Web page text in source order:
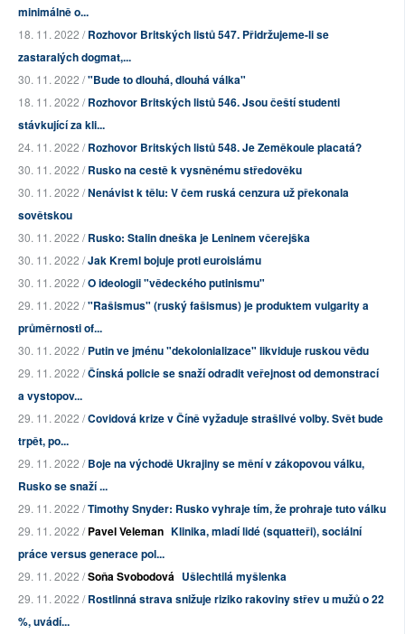
minimálně o...
18. 11. 2022 /Rozhovor Britských listů 547. Přidržujeme-li se
zastaralých dogmat,...
30. 11. 2022 /"Bude to dlouhá, dlouhá válka"
18. 11. 2022 /Rozhovor Britských listů 546. Jsou čeští studenti
stávkující za kli...
24. 11. 2022 /Rozhovor Britských listů 548. Je Zeměkoule placatá?
30. 11. 2022 /Rusko na cestě k vysněnému středověku
30. 11. 2022 /Nenávist k tělu: V čem ruská cenzura už překonala
sovětskou
30. 11. 2022 /Rusko: Stalin dneška je Leninem včerejška
30. 11. 2022 /Jak Kreml bojuje proti euroislámu
30. 11. 2022 /O ideologii "vědeckého putinismu"
29. 11. 2022 /"Rašismus" (ruský fašismus) je produktem vulgarity a
průměrnosti of...
30. 11. 2022 /Putin ve jménu "dekolonializace" likviduje ruskou vědu
29. 11. 2022 /Čínská policie se snaží odradit veřejnost od demonstrací
a vystopov...
29. 11. 2022 /Covidová krize v Číně vyžaduje strašlivé volby. Svět bude
trpět, po...
29. 11. 2022 /Boje na východě Ukrajiny se mění v zákopovou válku,
Rusko se snaží ...
29. 11. 2022 /Timothy Snyder: Rusko vyhraje tím, že prohraje tuto válku
29. 11. 2022 /Pavel Veleman Klinika, mladí lidé (squatteři), sociální
práce versus generace pol...
29. 11. 2022 /Soňa Svobodová Ušlechtilá myšlenka
29. 11. 2022 /Rostlinná strava snižuje riziko rakoviny střev u mužů o 22
%, uvádí...